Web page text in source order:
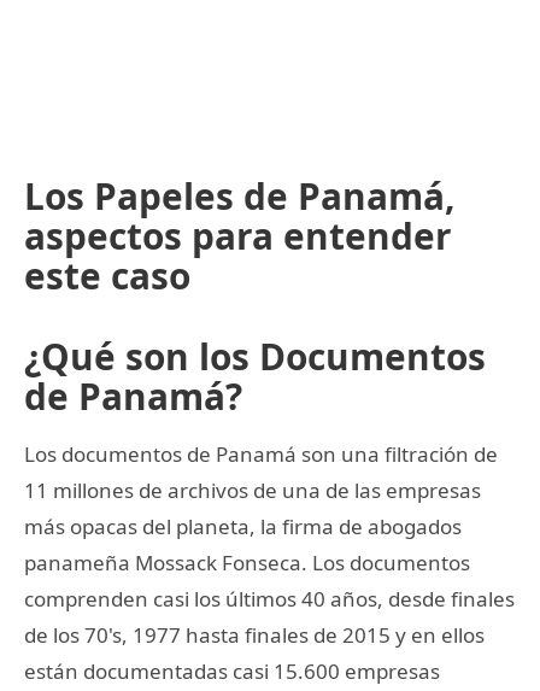
Los Papeles de Panamá,
aspectos para entender
este caso
¿Qué son los Documentos
de Panamá?
Los documentos de Panamá son una filtración de
11 millones de archivos de una de las empresas
más opacas del planeta, la firma de abogados
panameña Mossack Fonseca. Los documentos
comprenden casi los últimos 40 años, desde finales
de los 70's, 1977 hasta finales de 2015 y en ellos
están documentadas casi 15.600 empresas